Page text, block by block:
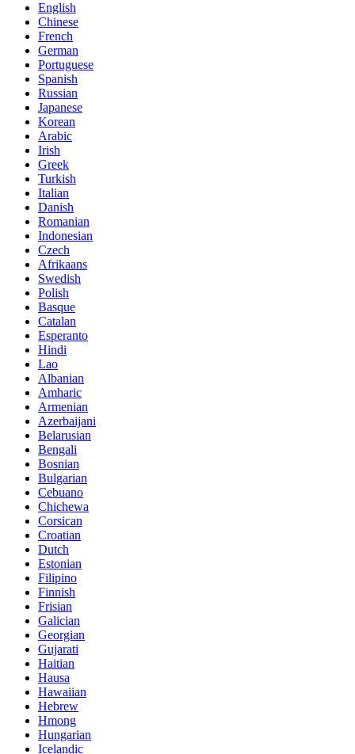
English
Chinese
French
German
Portuguese
Spanish
Russian
Japanese
Korean
Arabic
Irish
Greek
Turkish
Italian
Danish
Romanian
Indonesian
Czech
Afrikaans
Swedish
Polish
Basque
Catalan
Esperanto
Hindi
Lao
Albanian
Amharic
Armenian
Azerbaijani
Belarusian
Bengali
Bosnian
Bulgarian
Cebuano
Chichewa
Corsican
Croatian
Dutch
Estonian
Filipino
Finnish
Frisian
Galician
Georgian
Gujarati
Haitian
Hausa
Hawaiian
Hebrew
Hmong
Hungarian
Icelandic